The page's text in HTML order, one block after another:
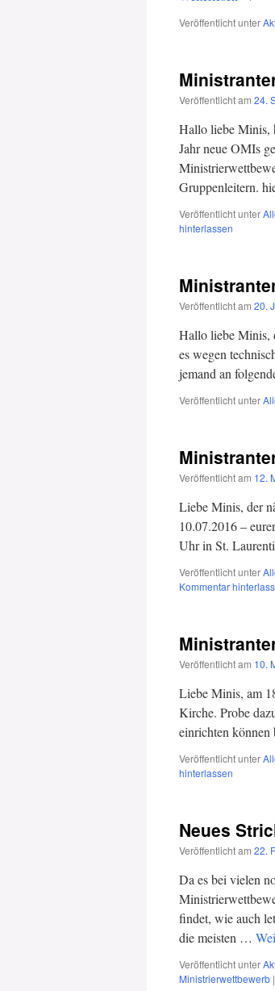
Veröffentlicht unter
Veröffentlicht am 24.
Hallo liebe Minis,
Jahr neue OMIs
Gruppenleitern.
Veröffentlicht unter
hinterlassen
Veröffentlicht am 20.
Hallo liebe Minis,
es wegen
jemand an
Veröffentlicht unter
Veröffentlicht am 12.
Liebe Minis, der
10.07.2016 –
Uhr in St.
Veröffentlicht unter
Kommentar
Veröffentlicht am 10.
Liebe Minis, am
Kirche. Probe
einrichten
Veröffentlicht unter
hinterlassen
Neues
Veröffentlicht am 22.
Da es bei vielen
findet, wie auch
die meisten …
Veröffentlicht unter
Ministrierwettbewerb |